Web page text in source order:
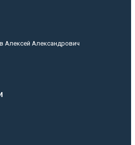
Алексей Александрович